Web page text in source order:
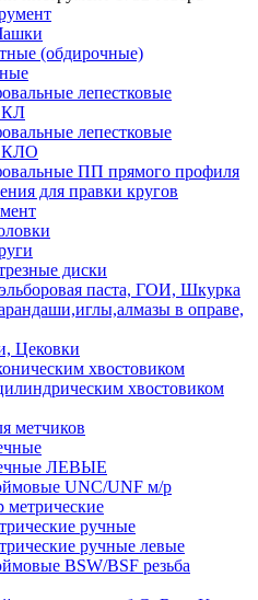
(обдирочные)
лепестковые
КЛ
лепестковые
КЛО
ПП прямого профиля
для правки кругов
диски
паста, ГОИ, Шкурка
в оправе,
Цековки
хвостовиком
хвостовиком
метчиков
ЛЕВЫЕ
UNC/UNF м/р
ручные
ручные левые
BSW/BSF резьба